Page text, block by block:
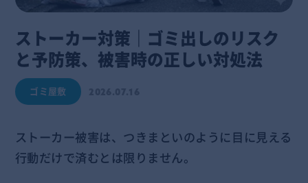
ストーカー対策｜ゴミ出しのリスク
と予防策、被害時の正しい対処法
ゴミ屋敷
ストーカー被害は、つきまといのように目に見える
行動だけで済むとは限りません。